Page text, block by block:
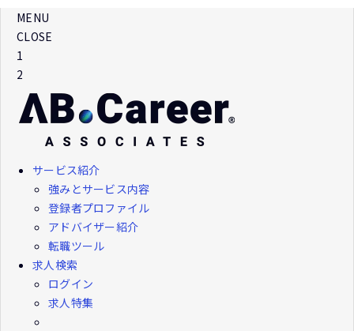
MENU
CLOSE
1
2
サービス紹介
強みとサービス内容
登録者プロファイル
アドバイザー紹介
転職ツール
求人検索
ログイン
求人特集